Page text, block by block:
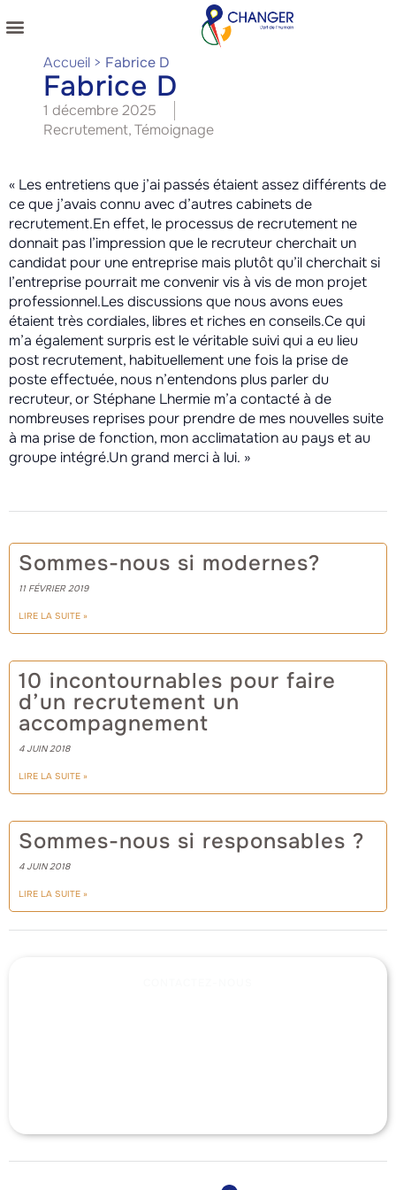
Accueil > Fabrice D
Fabrice D
1 décembre 2025
Recrutement,Témoignage
« Les entretiens que j’ai passés étaient assez différents de
ce que j’avais connu avec d’autres cabinets de
recrutement.En effet, le processus de recrutement ne
donnait pas l’impression que le recruteur cherchait un
candidat pour une entreprise mais plutôt qu’il cherchait si
l’entreprise pourrait me convenir vis à vis de mon projet
professionnel.Les discussions que nous avons eues
étaient très cordiales, libres et riches en conseils.Ce qui
m’a également surpris est le véritable suivi qui a eu lieu
post recrutement, habituellement une fois la prise de
poste effectuée, nous n’entendons plus parler du
recruteur, or Stéphane Lhermie m’a contacté à de
nombreuses reprises pour prendre de mes nouvelles suite
à ma prise de fonction, mon acclimatation au pays et au
groupe intégré.Un grand merci à lui. »
Sommes-nous si modernes?
11 FÉVRIER 2019
LIRE LA SUITE »
10 incontournables pour faire
d’un recrutement un
accompagnement
4 JUIN 2018
LIRE LA SUITE »
Sommes-nous si responsables ?
4 JUIN 2018
LIRE LA SUITE »